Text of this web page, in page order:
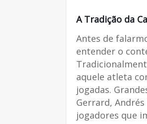
A Tradição da
Antes de
entender o
aquele atleta
jogadas.
Gerrard,
jogadores que